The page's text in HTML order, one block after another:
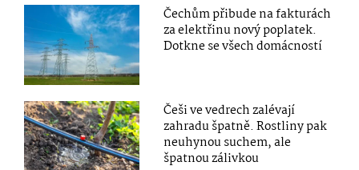
Čechům přibude na fakturách
za elektřinu nový poplatek.
Dotkne se všech domácností
Češi ve vedrech zalévají
zahradu špatně. Rostliny pak
neuhynou suchem, ale
špatnou zálivkou